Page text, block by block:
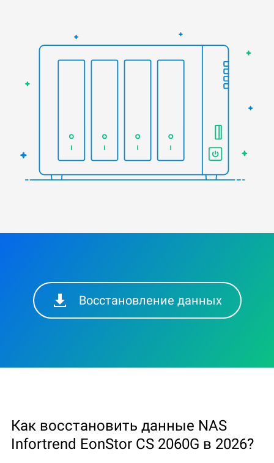
Восстановление данных
Как восстановить данные NAS
Infortrend EonStor CS 2060G в 2026?